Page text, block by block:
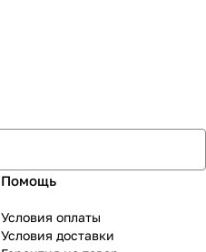
Помощь
Условия оплаты
Условия доставки